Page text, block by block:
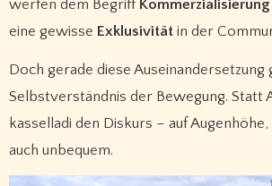
werfen dem Begriff Kommerzialisierung
eine gewisse Exklusivitätin der
Doch gerade diese Auseinandersetzung
Selbstverständnis der Bewegung. Statt
kasselladi den Diskurs – auf
auch unbequem.